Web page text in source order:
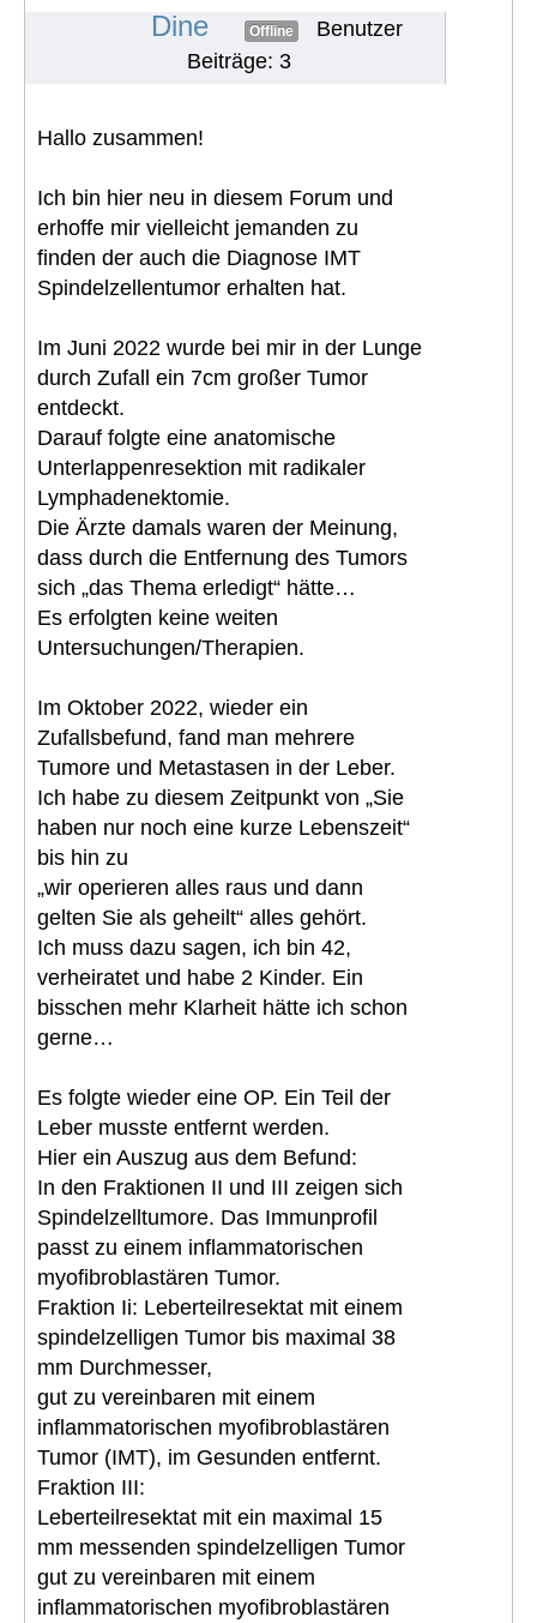
Dine Offline
Benutzer
Beiträge: 3
Hallo zusammen!
Ich bin hier neu in diesem Forum und
erhoffe mir vielleicht jemanden zu
finden der auch die Diagnose IMT
Spindelzellentumor erhalten hat.
Im Juni 2022 wurde bei mir in der Lunge
durch Zufall ein 7cm großer Tumor
entdeckt.
Darauf folgte eine anatomische
Unterlappenresektion mit radikaler
Lymphadenektomie.
Die Ärzte damals waren der Meinung,
dass durch die Entfernung des Tumors
sich „das Thema erledigt“ hätte…
Es erfolgten keine weiten
Untersuchungen/Therapien.
Im Oktober 2022, wieder ein
Zufallsbefund, fand man mehrere
Tumore und Metastasen in der Leber.
Ich habe zu diesem Zeitpunkt von „Sie
haben nur noch eine kurze Lebenszeit“
bis hin zu
„wir operieren alles raus und dann
gelten Sie als geheilt“ alles gehört.
Ich muss dazu sagen, ich bin 42,
verheiratet und habe 2 Kinder. Ein
bisschen mehr Klarheit hätte ich schon
gerne…
Es folgte wieder eine OP. Ein Teil der
Leber musste entfernt werden.
Hier ein Auszug aus dem Befund:
In den Fraktionen II und III zeigen sich
Spindelzelltumore. Das Immunprofil
passt zu einem inflammatorischen
myofibroblastären Tumor.
Fraktion Ii: Leberteilresektat mit einem
spindelzelligen Tumor bis maximal 38
mm Durchmesser,
gut zu vereinbaren mit einem
inflammatorischen myofibroblastären
Tumor (IMT), im Gesunden entfernt.
Fraktion III:
Leberteilresektat mit ein maximal 15
mm messenden spindelzelligen Tumor
gut zu vereinbaren mit einem
inflammatorischen myofibroblastären